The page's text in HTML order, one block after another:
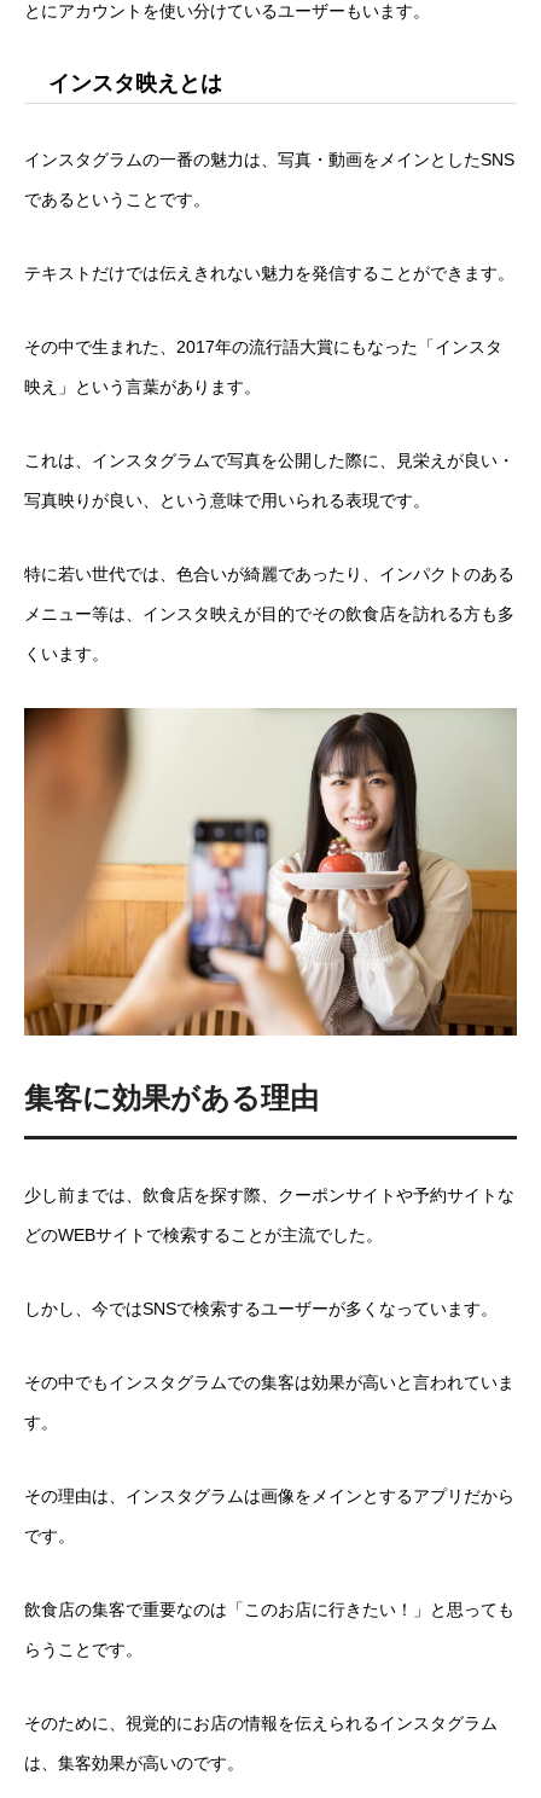
とにアカウントを使い分けているユーザーもいます。
インスタ映えとは
インスタグラムの一番の魅力は、写真・動画をメインとしたSNS
であるということです。
テキストだけでは伝えきれない魅力を発信することができます。
その中で生まれた、2017年の流行語大賞にもなった「インスタ
映え」という言葉があります。
これは、インスタグラムで写真を公開した際に、見栄えが良い・
写真映りが良い、という意味で用いられる表現です。
特に若い世代では、色合いが綺麗であったり、インパクトのある
メニュー等は、インスタ映えが目的でその飲食店を訪れる方も多
くいます。
集客に効果がある理由
少し前までは、飲食店を探す際、クーポンサイトや予約サイトな
どのWEBサイトで検索することが主流でした。
しかし、今ではSNSで検索するユーザーが多くなっています。
その中でもインスタグラムでの集客は効果が高いと言われていま
す。
その理由は、インスタグラムは画像をメインとするアプリだから
です。
飲食店の集客で重要なのは「このお店に行きたい！」と思っても
らうことです。
そのために、視覚的にお店の情報を伝えられるインスタグラム
は、集客効果が高いのです。